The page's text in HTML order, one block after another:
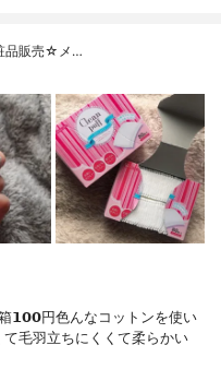
品販売☆メ…
𝟭𝟬𝟬円⁡⁡色んなコットンを使い
毛羽立ちにくくて柔らかい